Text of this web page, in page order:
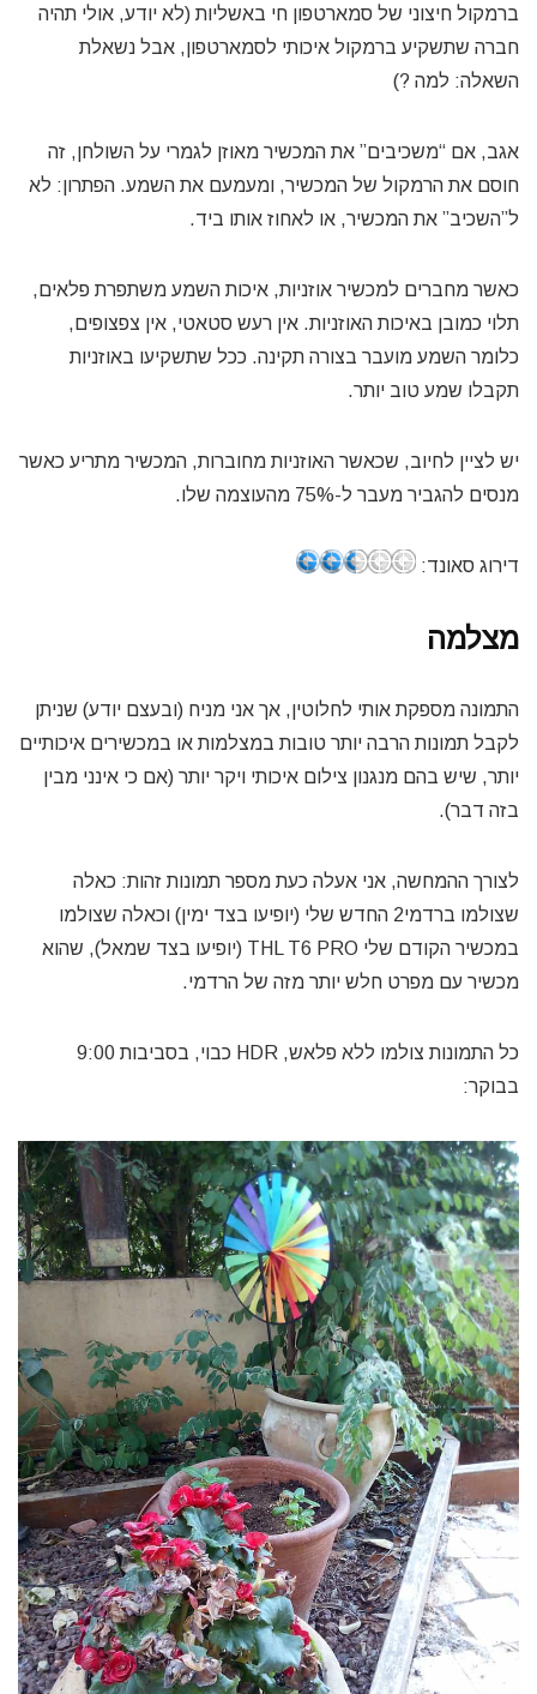
ברמקול חיצוני של סמארטפון חי באשליות (לא יודע, אולי תהיה
חברה שתשקיע ברמקול איכותי לסמארטפון, אבל נשאלת
השאלה: למה ?)
אגב, אם “משכיבים” את המכשיר מאוזן לגמרי על השולחן, זה
חוסם את הרמקול של המכשיר, ומעמעם את השמע. הפתרון: לא
ל”השכיב” את המכשיר, או לאחוז אותו ביד.
כאשר מחברים למכשיר אוזניות, איכות השמע משתפרת פלאים,
תלוי כמובן באיכות האוזניות. אין רעש סטאטי, אין צפצופים,
כלומר השמע מועבר בצורה תקינה. ככל שתשקיעו באוזניות
תקבלו שמע טוב יותר.
יש לציין לחיוב, שכאשר האוזניות מחוברות, המכשיר מתריע כאשר
מנסים להגביר מעבר ל-75% מהעוצמה שלו.
דירוג סאונד:
מצלמה
התמונה מספקת אותי לחלוטין, אך אני מניח (ובעצם יודע) שניתן
לקבל תמונות הרבה יותר טובות במצלמות או במכשירים איכותיים
יותר, שיש בהם מנגנון צילום איכותי ויקר יותר (אם כי אינני מבין
בזה דבר).
לצורך ההמחשה, אני אעלה כעת מספר תמונות זהות: כאלה
שצולמו ברדמי2 החדש שלי (יופיעו בצד ימין) וכאלה שצולמו
במכשיר הקודם שלי THL T6 PRO (יופיעו בצד שמאל), שהוא
מכשיר עם מפרט חלש יותר מזה של הרדמי.
כל התמונות צולמו ללא פלאש, HDR כבוי, בסביבות 9:00
בבוקר: